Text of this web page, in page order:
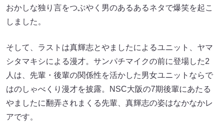
おかしな独り言をつぶやく男のあるあるネタで爆笑を起こ
しました。
そして、ラストは真輝志とやましたによるユニット、ヤマ
シタマキシによる漫才。サンパチマイクの前に登場した2
人は、先輩・後輩の関係性を活かした男女ユニットならで
はのしゃべくり漫才を披露。NSC大阪の7期後輩にあたる
やましたに翻弄されまくる先輩、真輝志の姿はなかなかレ
アです。